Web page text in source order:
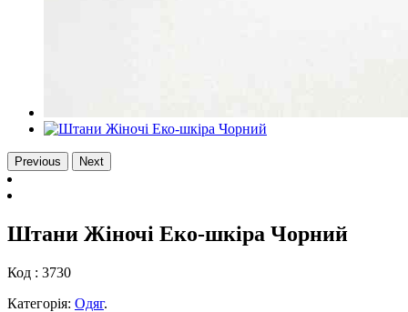
Previous Next
Штани Жіночі Еко-шкіра Чорний
Код : 3730
Категорія: Одяг.